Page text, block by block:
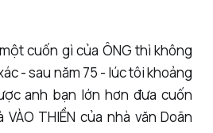
cuốn gì của ÔNG thì không
- sau năm 75 - lúc tôi khoảng
anh bạn lớn hơn đưa cuốn
THIỀN của nhà văn Doãn